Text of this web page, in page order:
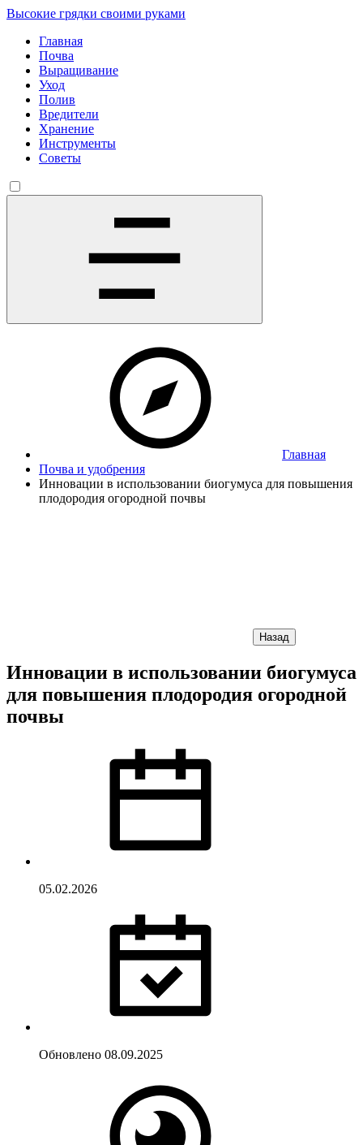
Высокие грядки своими руками
Главная
Почва
Выращивание
Уход
Полив
Вредители
Хранение
Инструменты
Советы
Главная
Почва и удобрения
Инновации в использовании биогумуса для повышения
плодородия огородной почвы
Назад
Инновации в использовании биогумуса
для повышения плодородия огородной
почвы
05.02.2026
Обновлено 08.09.2025